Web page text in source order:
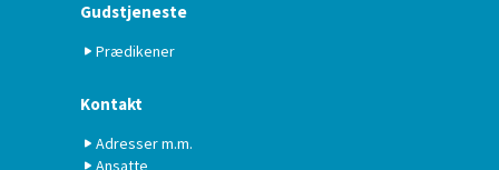
Gudstjeneste
Prædikener
Kontakt
Adresser m.m.
Ansatte